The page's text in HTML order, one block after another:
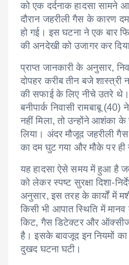
को एक दर्दनाक हादसा सामने
दौरान जहरीली गैस के कारण
हो गई। इस घटना ने एक बार
की अनदेखी को उजागर कर
प्राप्त जानकारी के अनुसार,
दोपहर करीब तीन बजे शास्त्री
की सफाई के लिए नीचे उतरे
बनीपार्क निवासी रामबाबू
नहीं मिला, तो उन्होंने आशंका
लिया। अंदर मौजूद जहरीली
का दम घुट गया और मौके पर ही
यह हादसा ऐसे समय में हुआ है
को लेकर स्पष्ट सुरक्षा दिशा-
अनुसार, इस तरह के कार्यों में
किसी भी आपात स्थिति में मानव
किट, गैस डिटेक्टर और
है। इसके बावजूद इन नियमों
दुखद घटना घटी।